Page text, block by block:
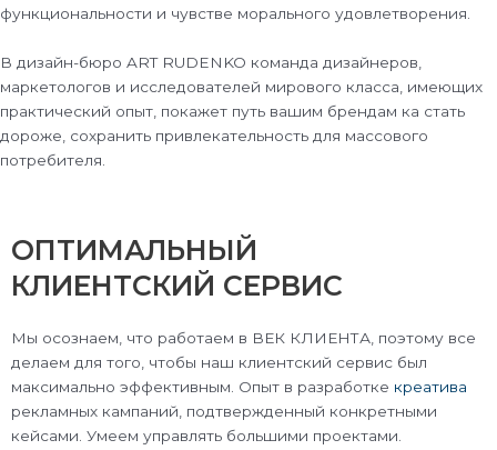
функциональности и чувстве морального удовлетворения.
В дизайн-бюро ART RUDENKO команда дизайнеров,
маркетологов и исследователей мирового класса, имеющих
практический опыт, покажет путь вашим брендам ка стать
дороже, сохранить привлекательность для массового
потребителя.
ОПТИМАЛЬНЫЙ
КЛИЕНТСКИЙ СЕРВИС
Мы осознаем, что работаем в ВЕК КЛИЕНТА, поэтому все
делаем для того, чтобы наш клиентский сервис был
максимально эффективным. Опыт в разработке креатива
рекламных кампаний, подтвержденный конкретными
кейсами. Умеем управлять большими проектами.